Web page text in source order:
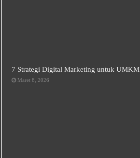
7 Strategi Digital Marketing untuk UMKM
Maret 8, 2026